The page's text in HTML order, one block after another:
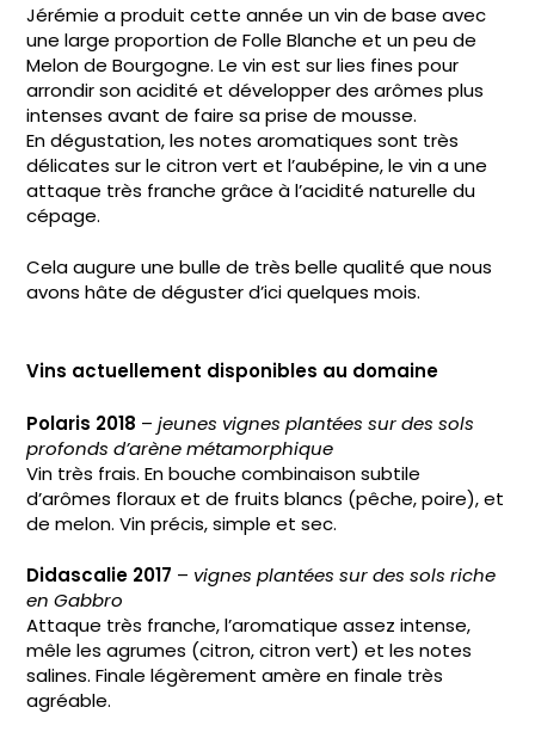
Jérémie a produit cette année un vin de base avec
une large proportion de Folle Blanche et un peu de
Melon de Bourgogne. Le vin est sur lies fines pour
arrondir son acidité et développer des arômes plus
intenses avant de faire sa prise de mousse.
En dégustation, les notes aromatiques sont très
délicates sur le citron vert et l’aubépine, le vin a une
attaque très franche grâce à l’acidité naturelle du
cépage.
Cela augure une bulle de très belle qualité que nous
avons hâte de déguster d’ici quelques mois.
Vins actuellement disponibles au domaine
Polaris 2018 –jeunes vignes plantées sur des sols
profonds d’arène métamorphique
Vin très frais. En bouche combinaison subtile
d’arômes floraux et de fruits blancs (pêche, poire), et
de melon. Vin précis, simple et sec.
Didascalie 2017 – vignes plantées sur des sols riche
en Gabbro
Attaque très franche, l’aromatique assez intense,
mêle les agrumes (citron, citron vert) et les notes
salines. Finale légèrement amère en finale très
agréable.